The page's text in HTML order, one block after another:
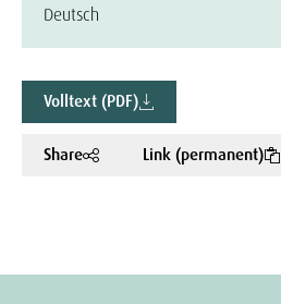
Deutsch
Volltext (PDF)
Share Link (permanent)